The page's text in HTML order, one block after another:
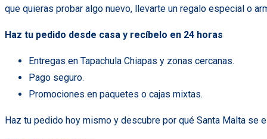
que quieras probar algo nuevo, llevarte un regalo especial o
Haz tu pedido desde casa y recíbelo en 24 horas
Entregas en Tapachula Chiapas y zonas cercanas.
Pago seguro.
Promociones en paquetes o cajas mixtas.
Haz tu pedido hoy mismo y descubre por qué Santa Malta se